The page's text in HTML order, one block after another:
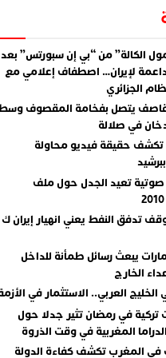
الكالة” من “بي إن سبورتس” بعد
لإيران… اصطفاف إعلامي مع
الجزائري
يتصل بفخامة المقصوف
في صلالة
تكشف حقيقة فيديو محاولة
صوتية تعيد الجدل حول ملف
تدفق النفط يعني انهيار إيران ك
يبعث رسائل طمأنة للداخل
الخارج
الخليج العربي.. الاستثمار في
في رمضان تثير جدلا حول
المغربية في وقت الذروة
في المغرب تكشف كفاءة الدولة